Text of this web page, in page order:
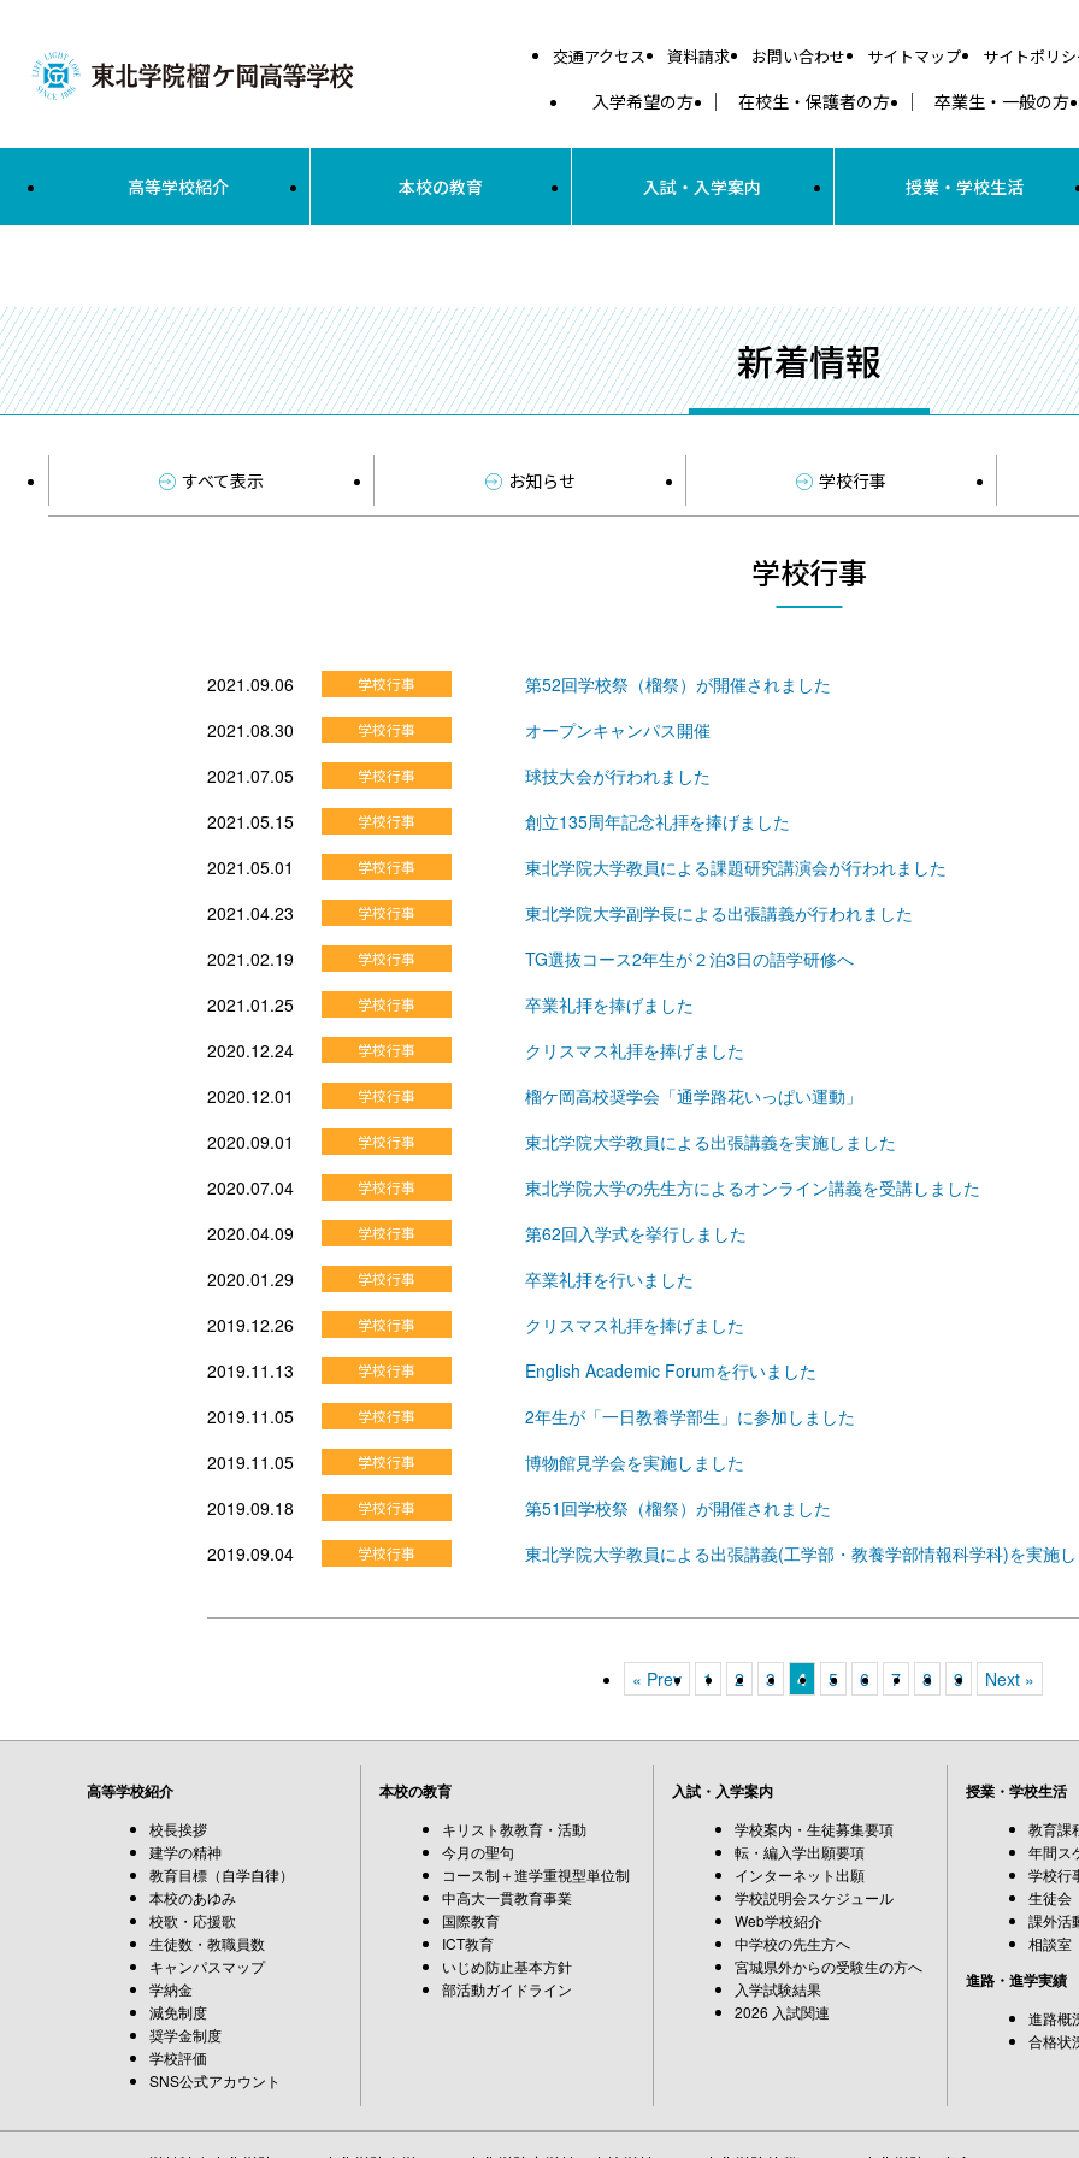
交通アクセス 資料請求 お問い合わせ サイトマップ サイトポリ
入学希望の方 在校生・保護者の方 卒業生・一般の方
高等学校紹介 本校の教育 入試・入学案内 授業・学校生活
新着情報
すべて表示 お知らせ 学校行事
学校行事
2021.09.06
第52回学校祭（榴祭）が開催されました
2021.08.30
オープンキャンパス開催
2021.07.05
球技大会が行われました
2021.05.15
創立135周年記念礼拝を捧げました
2021.05.01
東北学院大学教員による課題研究講演会が行われました
2021.04.23
東北学院大学副学長による出張講義が行われました
2021.02.19
TG選抜コース2年生が２泊3日の語学研修へ
2021.01.25
卒業礼拝を捧げました
2020.12.24
クリスマス礼拝を捧げました
2020.12.01
榴ケ岡高校奨学会「通学路花いっぱい運動」
2020.09.01
東北学院大学教員による出張講義を実施しました
2020.07.04
東北学院大学の先生方によるオンライン講義を受講しました
2020.04.09
第62回入学式を挙行しました
2020.01.29
卒業礼拝を行いました
2019.12.26
クリスマス礼拝を捧げました
2019.11.13
English Academic Forumを行いました
2019.11.05
2年生が「一日教養学部生」に参加しました
2019.11.05
博物館見学会を実施しました
2019.09.18
第51回学校祭（榴祭）が開催されました
2019.09.04
東北学院大学教員による出張講義(工学部・教養学部情報科学科)を実施
« Prev 1 2 3 4 5 6 7 8 9 Next »
高等学校紹介
校長挨拶
建学の精神
教育目標（自学自律）
本校のあゆみ
校歌・応援歌
生徒数・教職員数
キャンパスマップ
学納金
減免制度
奨学金制度
学校評価
SNS公式アカウント
本校の教育
キリスト教教育・活動
今月の聖句
コース制＋進学重視型単位制
中高大一貫教育事業
国際教育
ICT教育
いじめ防止基本方針
部活動ガイドライン
入試・入学案内
学校案内・生徒募集要項
転・編入学出願要項
インターネット出願
学校説明会スケジュール
Web学校紹介
中学校の先生方へ
宮城県外からの受験生の方へ
入学試験結果
2026 入試関連
授業・学校生活
教育課
年間ス
学校行
生徒会
課外活
相談室
進路・進学実績
進路概
合格状